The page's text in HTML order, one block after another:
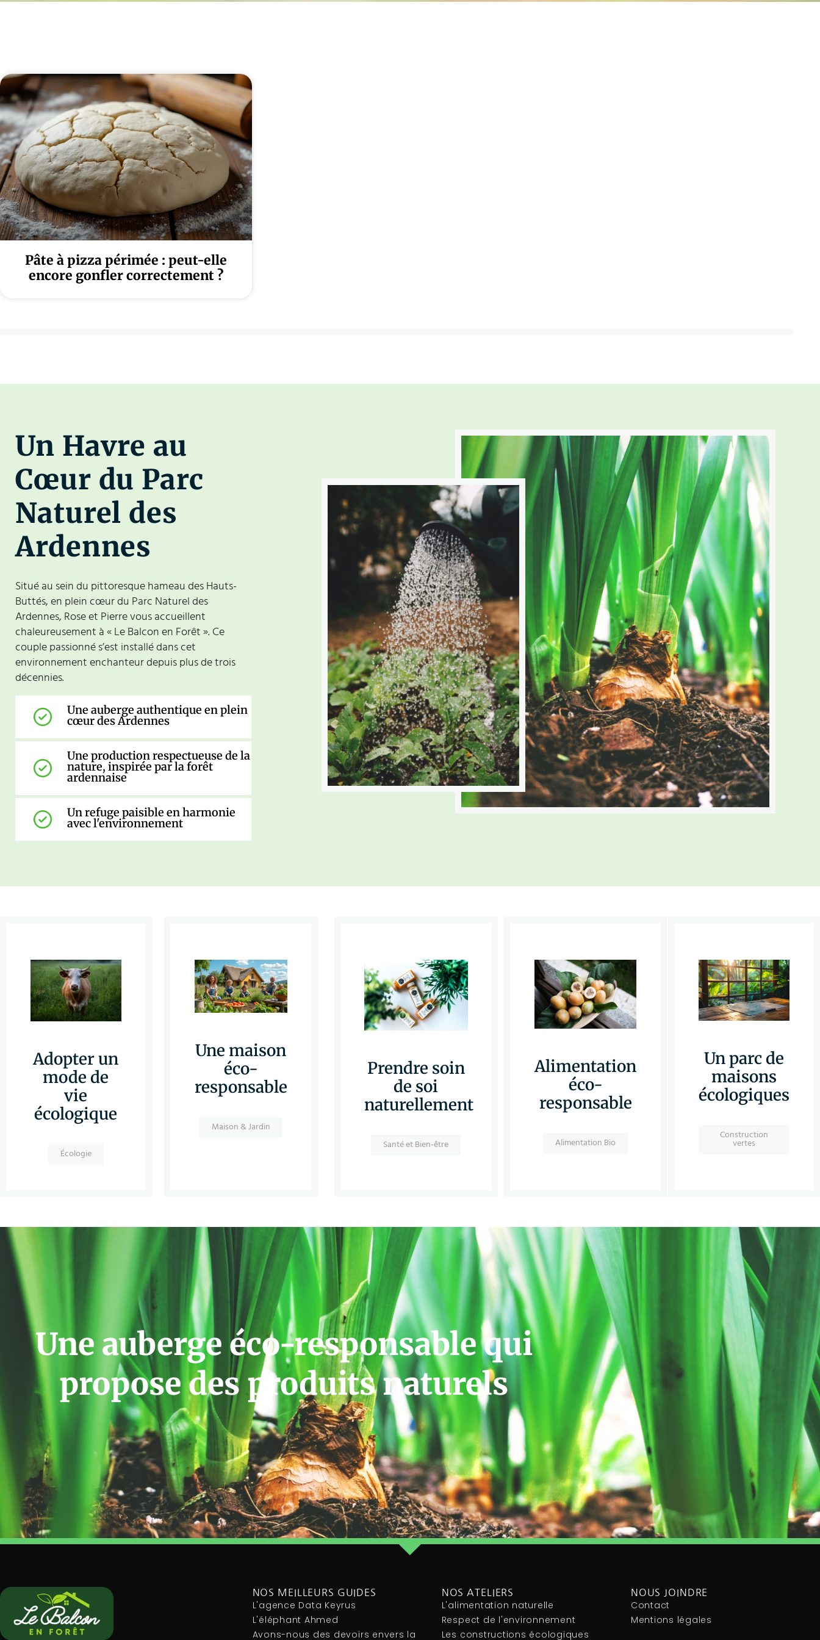
Pâte à pizza périmée : peut-elle
encore gonfler correctement ?
Un Havre au
Cœur du Parc
Naturel des
Ardennes
Situé au sein du pittoresque hameau des Hauts-
Buttés, en plein cœur du Parc Naturel des
Ardennes, Rose et Pierre vous accueillent
chaleureusement à « Le Balcon en Forêt ». Ce
couple passionné s’est installé dans cet
environnement enchanteur depuis plus de trois
décennies.
Une auberge authentique en plein
cœur des Ardennes
Une production respectueuse de la
nature, inspirée par la forêt
ardennaise
Un refuge paisible en harmonie
avec l'environnement
Adopter un
mode de
vie
écologique
Écologie
Une maison
éco-
responsable
Maison & Jardin
Prendre soin
de soi
naturellement
Santé et Bien-être
Alimentation
éco-
responsable
Alimentation Bio
Un parc de
maisons
écologiques
Construction
vertes
Une auberge éco-responsable qui
propose des produits naturels
NOS MEILLEURS GUIDES
L'agence Data Keyrus
L'éléphant Ahmed
Avons-nous des devoirs envers la
NOS ATELIERS
L'alimentation naturelle
Respect de l'environnement
Les constructions écologiques
NOUS JOINDRE
Contact
Mentions légales